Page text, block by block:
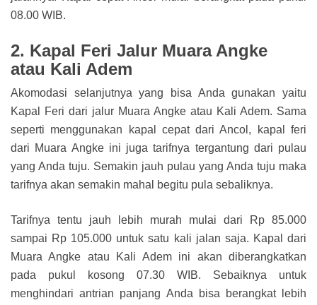
08.00 WIB.
2. Kapal Feri Jalur Muara Angke
atau Kali Adem
Akomodasi selanjutnya yang bisa Anda gunakan yaitu
Kapal Feri dari jalur Muara Angke atau Kali Adem. Sama
seperti menggunakan kapal cepat dari Ancol, kapal feri
dari Muara Angke ini juga tarifnya tergantung dari pulau
yang Anda tuju. Semakin jauh pulau yang Anda tuju maka
tarifnya akan semakin mahal begitu pula sebaliknya.
Tarifnya tentu jauh lebih murah mulai dari Rp 85.000
sampai Rp 105.000 untuk satu kali jalan saja. Kapal dari
Muara Angke atau Kali Adem ini akan diberangkatkan
pada pukul kosong 07.30 WIB. Sebaiknya untuk
menghindari antrian panjang Anda bisa berangkat lebih